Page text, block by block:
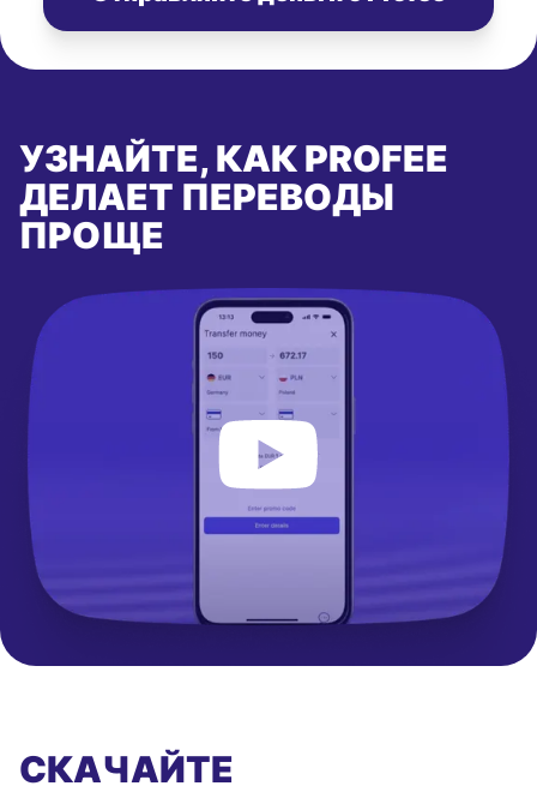
УЗНАЙТЕ, КАК PROFEE
ДЕЛАЕТ ПЕРЕВОДЫ
ПРОЩЕ
СКАЧАЙТЕ